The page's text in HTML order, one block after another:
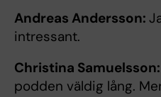
Andreas Andersson:
intressant.
Christina Samuelsson:
podden väldig lång.